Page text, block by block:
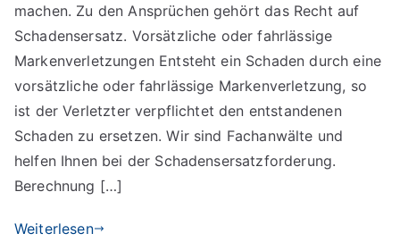
machen. Zu den Ansprüchen gehört das Recht auf
Schadensersatz. Vorsätzliche oder fahrlässige
Markenverletzungen Entsteht ein Schaden durch eine
vorsätzliche oder fahrlässige Markenverletzung, so
ist der Verletzter verpflichtet den entstandenen
Schaden zu ersetzen. Wir sind Fachanwälte und
helfen Ihnen bei der Schadensersatzforderung.
Berechnung […]
Weiterlesen